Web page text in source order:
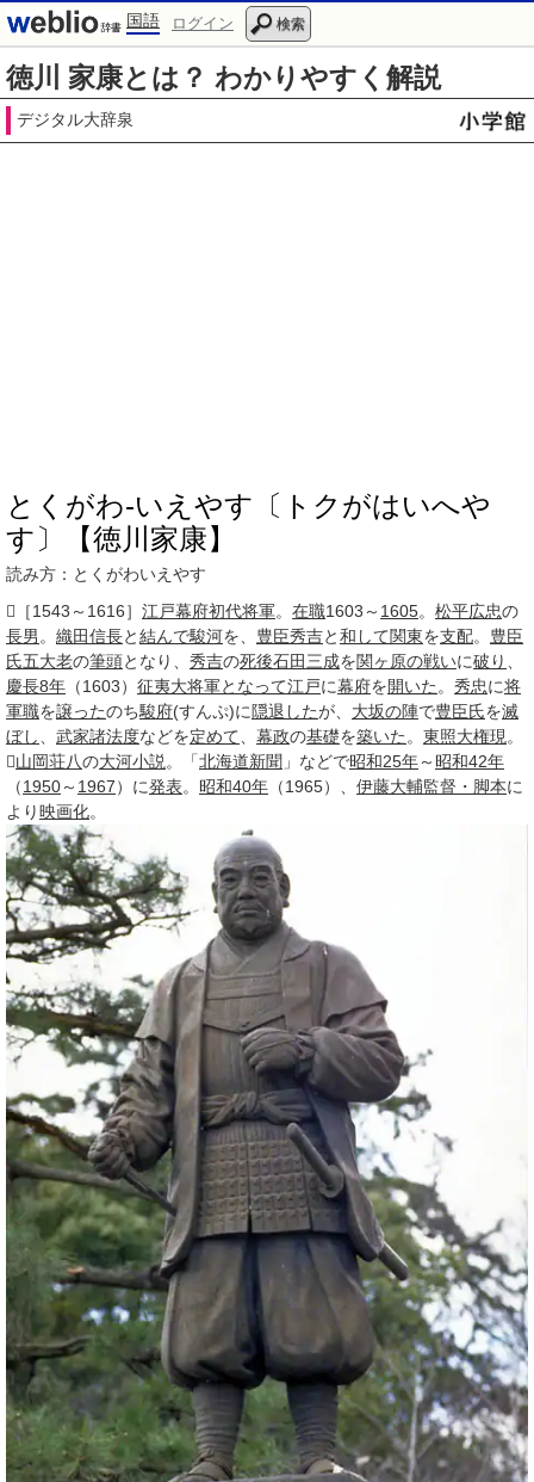
国語 ログイン 検索
徳川 家康とは？ わかりやすく解説
デジタル大辞泉
とくがわ‐いえやす〔トクがはいへや
す〕【徳川家康】
読み方：とくがわいえやす
［1543～1616］ 江戸幕府初代将軍。 在職1603～ 1605。 松平広忠の
長男 。 織田信長と結んで駿河を、 豊臣秀吉と和して関東を支配。 豊臣
氏五大老の筆頭となり、 秀吉の死後石田三成を関ヶ原の戦いに破り
慶長8年 （1603） 征夷大将軍となって江戸に幕府を開いた 。 秀忠に将
軍職を譲ったのち駿府(すんぷ)に隠退したが、 大坂の陣で豊臣氏を滅
ぼし
武家諸法度などを定めて 幕政の基礎を築いた 。 東照大権現 。
山岡荘八の大河小説 。「北海道新聞 」などで昭和25年～ 昭和42年
（1950～ 1967）に発表。 昭和40年 （1965）、 伊藤大輔監督・脚本に
より映画化。